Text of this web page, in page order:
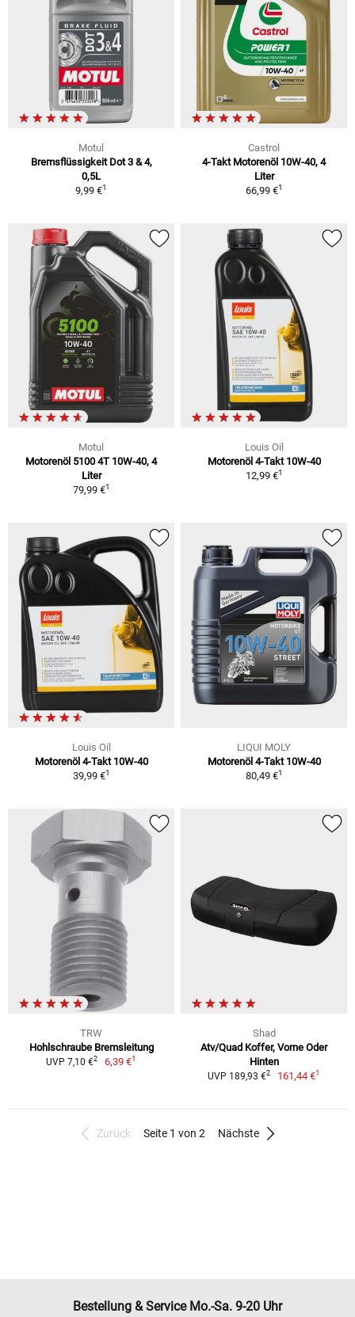
Motul
Bremsflüssigkeit Dot 3 & 4,
0,5L
9,99 €1
Castrol
4-Takt Motorenöl 10W-40, 4
Liter
66,99 €1
Motul
Motorenöl 5100 4T 10W-40, 4
Liter
79,99 €1
Louis Oil
Motorenöl 4-Takt 10W-40
12,99 €1
Louis Oil
Motorenöl 4-Takt 10W-40
39,99 €1
LIQUI MOLY
Motorenöl 4-Takt 10W-40
80,49 €1
TRW
Hohlschraube Bremsleitung
UVP 7,10 €2 6,39 €1
Shad
Atv/Quad Koffer, Vorne Oder
Hinten
UVP 189,93 €2 161,44 €1
Zurück Seite 1 von 2 Nächste
Bestellung & Service Mo.-Sa. 9-20 Uhr